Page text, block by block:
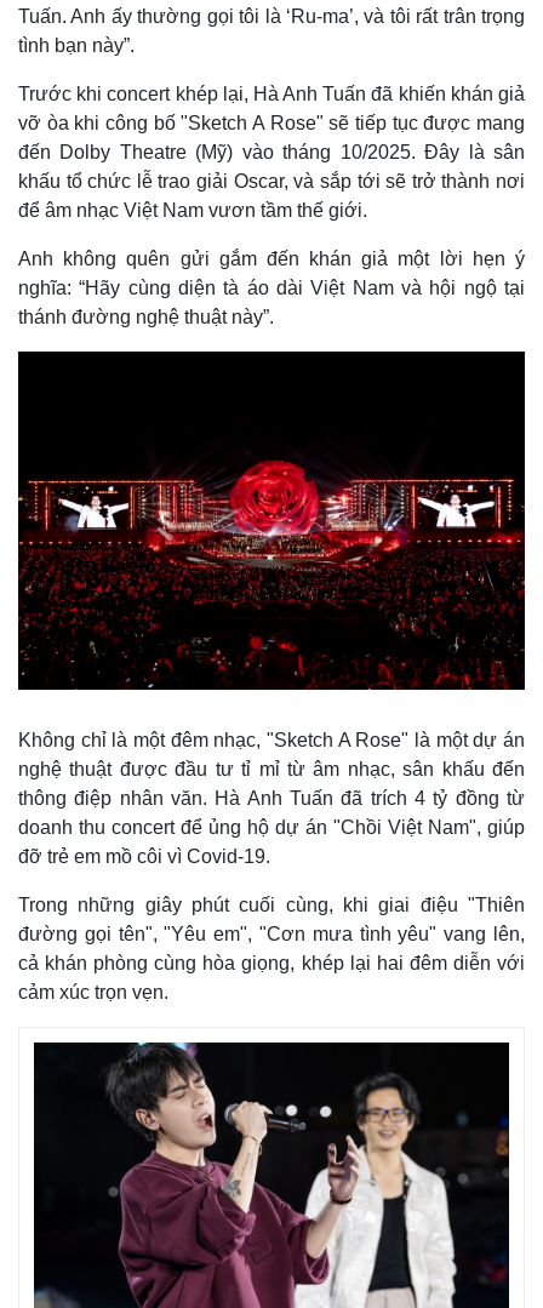
Tuấn. Anh ấy thường gọi tôi là ‘Ru-ma’, và tôi rất trân trọng
tình bạn này”.
Trước khi concert khép lại, Hà Anh Tuấn đã khiến khán giả
vỡ òa khi công bố "Sketch A Rose" sẽ tiếp tục được mang
đến Dolby Theatre (Mỹ) vào tháng 10/2025. Đây là sân
khấu tổ chức lễ trao giải Oscar, và sắp tới sẽ trở thành nơi
để âm nhạc Việt Nam vươn tầm thế giới.
Anh không quên gửi gắm đến khán giả một lời hẹn ý
nghĩa: “Hãy cùng diện tà áo dài Việt Nam và hội ngộ tại
thánh đường nghệ thuật này”.
Không chỉ là một đêm nhạc, "Sketch A Rose" là một dự án
nghệ thuật được đầu tư tỉ mỉ từ âm nhạc, sân khấu đến
thông điệp nhân văn. Hà Anh Tuấn đã trích 4 tỷ đồng từ
doanh thu concert để ủng hộ dự án "Chồi Việt Nam", giúp
đỡ trẻ em mồ côi vì Covid-19.
Trong những giây phút cuối cùng, khi giai điệu "Thiên
đường gọi tên", "Yêu em", "Cơn mưa tình yêu" vang lên,
cả khán phòng cùng hòa giọng, khép lại hai đêm diễn với
cảm xúc trọn vẹn.